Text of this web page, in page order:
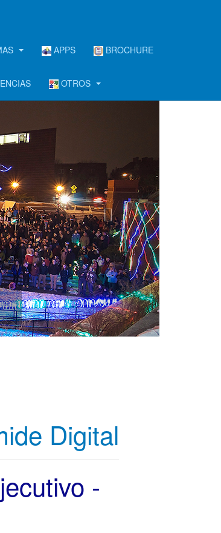
APPS BROCHURE
OTROS
Digital
-